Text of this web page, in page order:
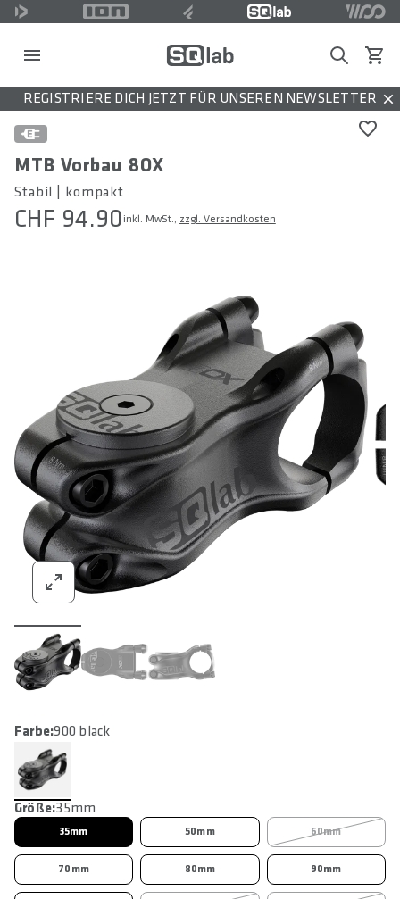
Search
REGISTRIERE DICH JETZT FÜR UNSEREN NEWSLETTER
MTB Vorbau 8OX
Stabil | kompakt
CHF 94.90 inkl. MwSt., zzgl. Versandkosten
Farbe:900 black
Größe:35mm
35mm 50mm 60mm
70mm 80mm 90mm